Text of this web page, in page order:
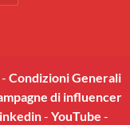
Condizioni Generali
di influencer
- YouTube -